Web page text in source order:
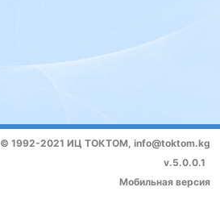
© 1992-2021 ИЦ ТОКТОМ, info@toktom.kg
v.5.0.0.1
Мобильная версия